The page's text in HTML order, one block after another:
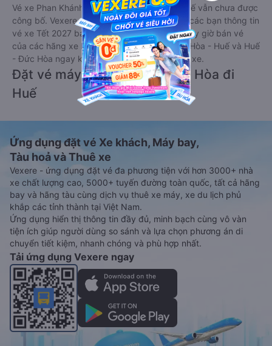
Vé xe Phan Khánh tết 2027 từ Đức Hòa đi Huế vẫn chưa được
công bố. Vexere.com sẽ sớm thông báo cho các bạn thông tin
vé xe Tết 2027 bao gồm giá vé, lịch trình, ngày giờ bán vé
của các hãng xe khách đi tuyến đường Đức Hòa - Huế và Huế
- Đức Hòa ngay khi có thông tin từ các hãng xe.
Đặt vé máy bay giá rẻ từ Đức Hòa đi
Huế
Ứng dụng đặt vé Xe khách, Máy bay,
Tàu hoả và Thuê xe
Vexere - ứng dụng đặt vé đa phương tiện với hơn 3000+ nhà
xe chất lượng cao, 5000+ tuyến đường toàn quốc, tất cả hãng
bay và hãng tàu cùng dịch vụ thuê xe máy, xe du lịch phủ
khắp các tỉnh thành tại Việt Nam.
Ứng dụng hiển thị thông tin đầy đủ, minh bạch cùng vô vàn
tiện ích giúp người dùng so sánh và lựa chọn phương án di
chuyển tiết kiệm, nhanh chóng và phù hợp nhất.
Tải ứng dụng Vexere ngay